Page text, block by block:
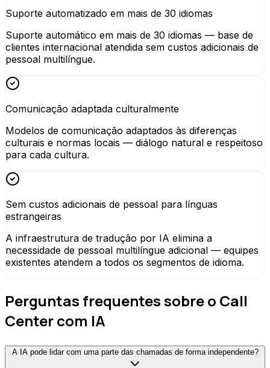
Suporte automatizado em mais de 30 idiomas
Suporte automático em mais de 30 idiomas — base de
clientes internacional atendida sem custos adicionais de
pessoal multilíngue.
Comunicação adaptada culturalmente
Modelos de comunicação adaptados às diferenças
culturais e normas locais — diálogo natural e respeitoso
para cada cultura.
Sem custos adicionais de pessoal para línguas
estrangeiras
A infraestrutura de tradução por IA elimina a
necessidade de pessoal multilíngue adicional — equipes
existentes atendem a todos os segmentos de idioma.
Perguntas frequentes sobre o Call
Center com IA
A IA pode lidar com uma parte das chamadas de forma independente?